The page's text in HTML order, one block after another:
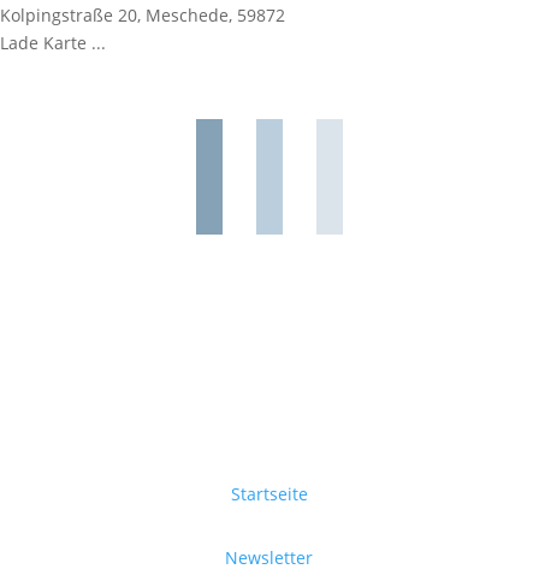
Kolpingstraße 20, Meschede, 59872
Lade Karte ...
Startseite
Newsletter